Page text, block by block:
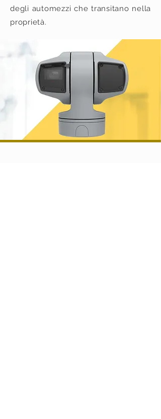
degli automezzi che transitano nella
proprietà.